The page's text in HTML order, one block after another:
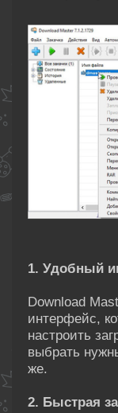
1. Удобный
Download
интерфейс,
настроить
выбрать
же.
2. Быстрая